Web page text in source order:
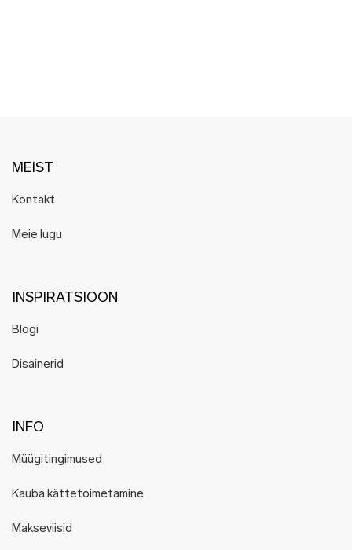
MEIST
Kontakt
Meie lugu
INSPIRATSIOON
Blogi
Disainerid
INFO
Müügitingimused
Kauba kättetoimetamine
Makseviisid